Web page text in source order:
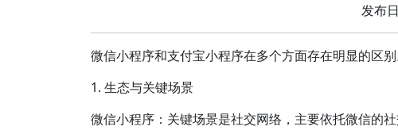
发布
微信小程序和支付宝小程序在多个方面存在明显的区
1. 生态与关键场景
微信小程序：关键场景是社交网络，主要依托微信的